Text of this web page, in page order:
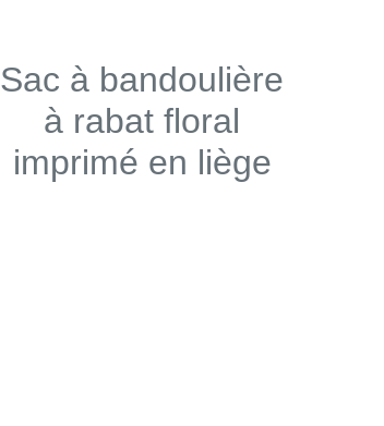
Sac à bandoulière
à rabat floral
imprimé en liège